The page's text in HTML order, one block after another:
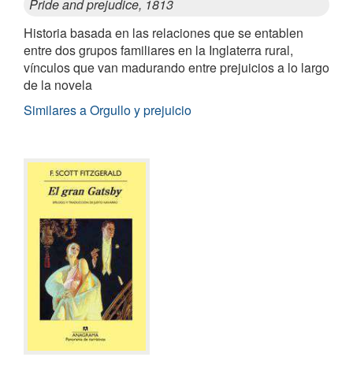
Pride and prejudice, 1813
Historia basada en las relaciones que se entablen
entre dos grupos familiares en la Inglaterra rural,
vínculos que van madurando entre prejuicios a lo largo
de la novela
Similares a Orgullo y prejuicio